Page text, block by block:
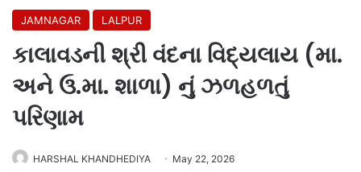
JAMNAGAR LALPUR
કાલાવડની શ્રી વંદના વિદ્યલાય (મા.
અને ઉ.મા. શાળા) નું ઝળહળતું
પરિણામ
HARSHAL KHANDHEDIYA May 22, 2026